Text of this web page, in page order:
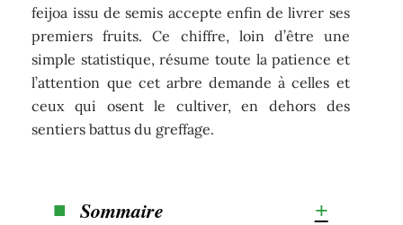
feijoa issu de semis accepte enfin de livrer ses
premiers fruits. Ce chiffre, loin d’être une
simple statistique, résume toute la patience et
l’attention que cet arbre demande à celles et
ceux qui osent le cultiver, en dehors des
sentiers battus du greffage.
Sommaire